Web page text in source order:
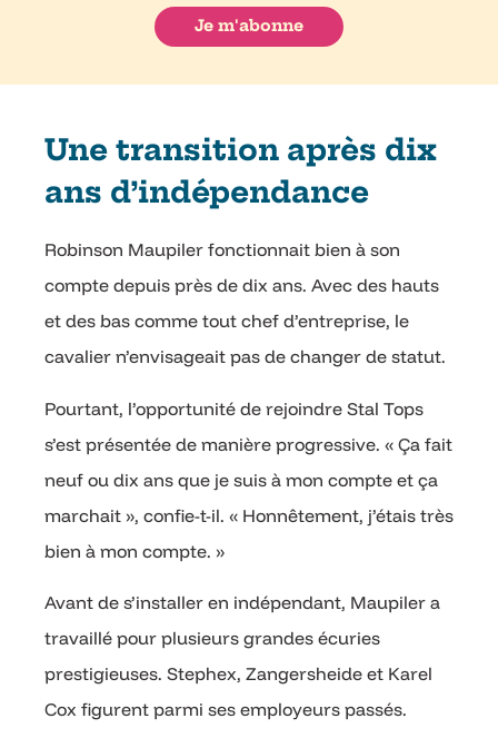
Une transition après dix
ans d’indépendance
Robinson Maupiler fonctionnait bien à son
compte depuis près de dix ans. Avec des hauts
et des bas comme tout chef d’entreprise, le
cavalier n’envisageait pas de changer de statut.
Pourtant, l’opportunité de rejoindre Stal Tops
s’est présentée de manière progressive. « Ça fait
neuf ou dix ans que je suis à mon compte et ça
marchait », confie-t-il. « Honnêtement, j’étais très
bien à mon compte. »
Avant de s’installer en indépendant, Maupiler a
travaillé pour plusieurs grandes écuries
prestigieuses. Stephex, Zangersheide et Karel
Cox figurent parmi ses employeurs passés.